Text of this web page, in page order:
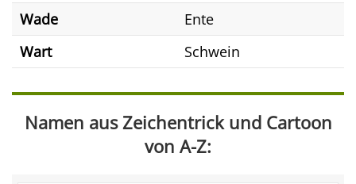
Wade
Ente
Wart
Schwein
Namen aus Zeichentrick und Cartoon
von A-Z: